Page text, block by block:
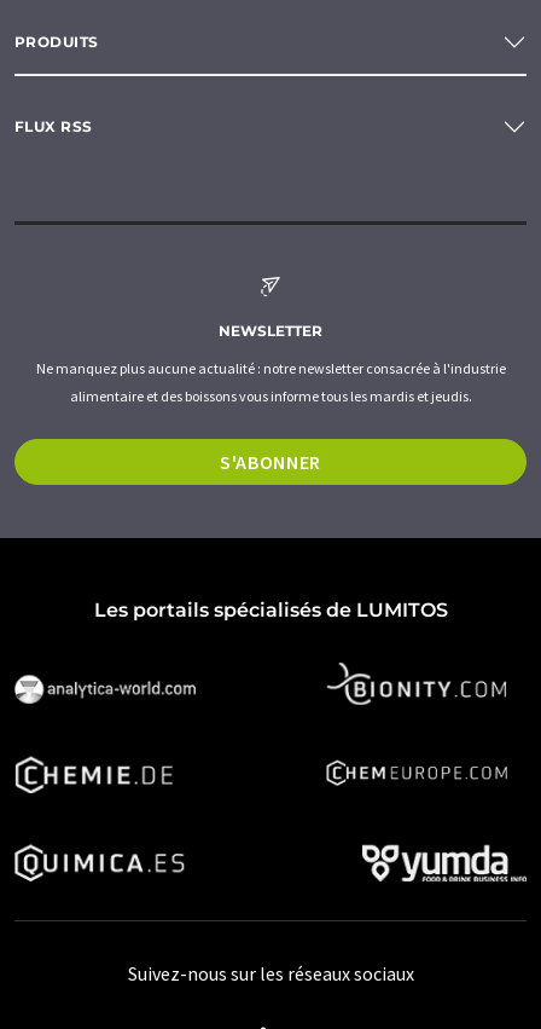
PRODUITS
FLUX RSS
NEWSLETTER
Ne manquez plus aucune actualité : notre newsletter consacrée à l'industrie
alimentaire et des boissons vous informe tous les mardis et jeudis.
S'ABONNER
Les portails spécialisés de LUMITOS
Suivez-nous sur les réseaux sociaux